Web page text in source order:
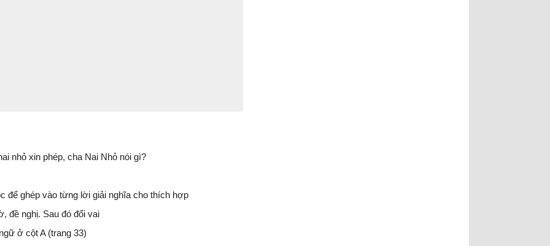
nhỏ xin phép, cha Nai Nhỏ nói gì?
để ghép vào từng lời giải nghĩa cho thích hợp
đề nghị. Sau đó đổi vai
ở cột A (trang 33)